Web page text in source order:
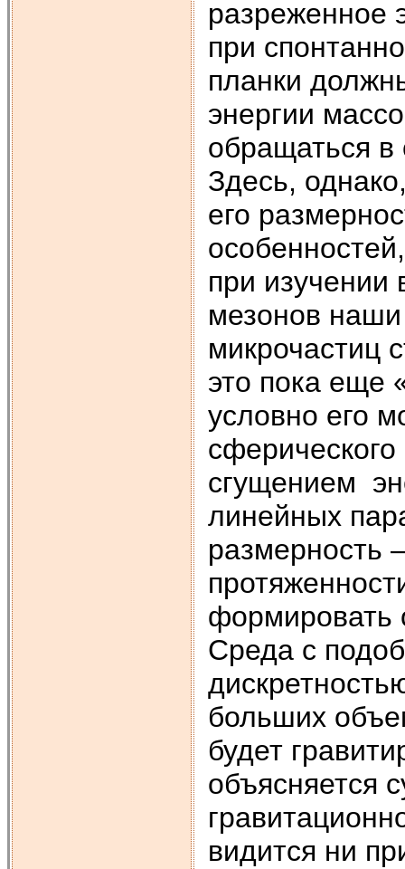
разреженное
при
планки
энергии
обращаться
Здесь,
его
при изучении
мезонов
микрочастиц
это пока еще
условно его
сгущением
линейных
размерность
формировать
Среда с
больших
будет
объясняется
видится ни